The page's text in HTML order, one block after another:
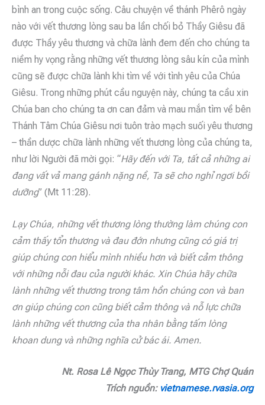
bình an trong cuộc sống. Câu chuyện về thánh Phêrô ngày
nào với vết thương lòng sau ba lần chối bỏ Thầy Giêsu đã
được Thầy yêu thương và chữa lành đem đến cho chúng ta
niềm hy vọng rằng những vết thương lòng sâu kín của mình
cũng sẽ được chữa lành khi tìm về với tình yêu của Chúa
Giêsu. Trong những phút cầu nguyện này, chúng ta cầu xin
Chúa ban cho chúng ta ơn can đảm và mau mắn tìm về bên
Thánh Tâm Chúa Giêsu nơi tuôn trào mạch suối yêu thương
– thần dược chữa lành những vết thương lòng của chúng ta,
như lời Người đã mời gọi: “Hãy đến với Ta, tất cả những ai
đang vất vả mang gánh nặng nề, Ta sẽ cho nghỉ ngơi bồi
dưỡng” (Mt 11:28).
Lạy Chúa, những vết thương lòng thường làm chúng con
cảm thấy tổn thương và đau đớn nhưng cũng có giá trị
giúp chúng con hiểu mình nhiều hơn và biết cảm thông
với những nỗi đau của người khác. Xin Chúa hãy chữa
lành những vết thương trong tâm hồn chúng con và ban
ơn giúp chúng con cũng biết cảm thông và nỗ lực chữa
lành những vết thương của tha nhân bằng tấm lòng
khoan dung và những nghĩa cử bác ái. Amen.
Nt. Rosa Lê Ngọc Thùy Trang, MTG Chợ Quán
Trích nguồn: vietnamese.rvasia.org